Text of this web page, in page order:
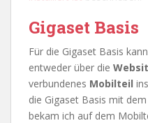
Gigaset Basis
Für die Gigaset Basis
entweder über die
verbundenes Mobilteil
die Gigaset Basis mit
bekam ich auf dem